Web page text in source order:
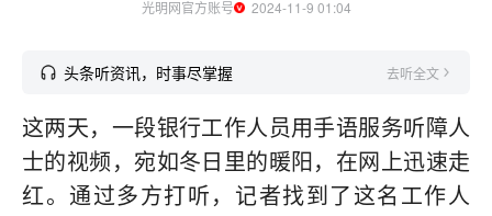
光明网官方账号
  2024-11-9 01:04
头条听资讯，时事尽掌握 去听全文
这两天，一段银行工作人员用手语服务听障人
士的视频，宛如冬日里的暖阳，在网上迅速走
红。通过多方打听，记者找到了这名工作人